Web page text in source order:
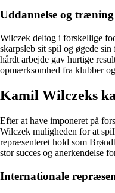
Uddannelse og træning
Wilczek deltog i forskellige
skarpsleb sit spil og øgede
hårdt arbejde gav hurtige
opmærksomhed fra klubber
Kamil Wilczeks
Efter at have imponeret på
Wilczek muligheden for at
repræsenteret hold som
stor succes og anerkendelse
Internationale